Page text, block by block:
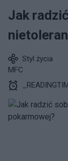
Jak
Styl życia
MFC